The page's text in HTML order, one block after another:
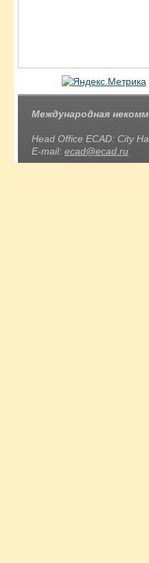
Международная
Head Office ECAD: City
E-mail: ecad@ecad.ru